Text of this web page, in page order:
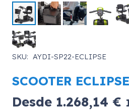
SKU: AYDI-SP22-ECLIPSE
SCOOTER
Desde 1.268,14 €